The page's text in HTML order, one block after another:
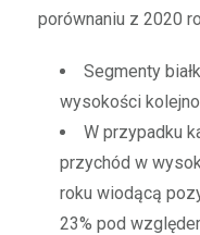
porównaniu z 2020
Segmenty
wysokości
W przypadku
przychód w
roku wiodącą
23% pod